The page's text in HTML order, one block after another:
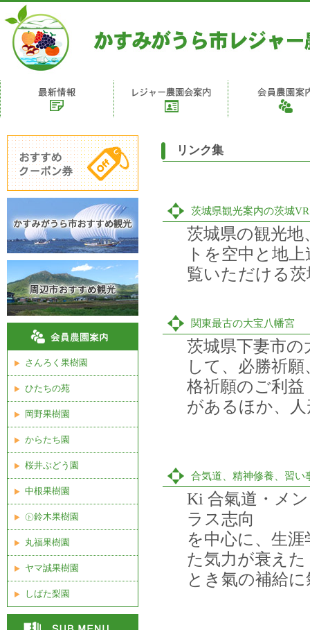
さんろく果樹園
ひたちの苑
岡野果樹園
からたち園
桜井ぶどう園
中根果樹園
㋣鈴木果樹園
丸福果樹園
ヤマ誠果樹園
しばた梨園
リンク集
茨城県観光案内の茨城
茨城県の観光
トを空中と地
覧いただける
関東最古の大宝八幡宮
茨城県下妻市
して、必勝祈願
格祈願のご利益
があるほか、
合気道、精神修養、習い
Ki 合氣道・メ
ラス志向
を中心に、生
た気力が衰えた
とき氣の補給